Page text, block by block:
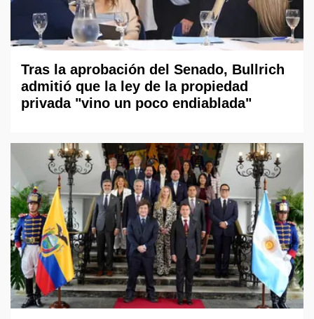
Tras la aprobación del Senado, Bullrich
admitió que la ley de la propiedad
privada "vino un poco endiablada"